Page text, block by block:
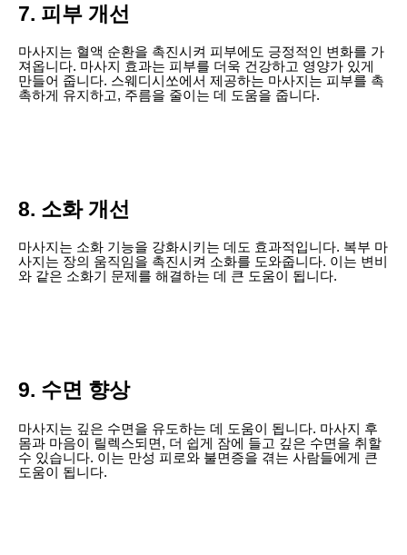
7. 피부 개선
마사지는 혈액 순환을 촉진시켜 피부에도 긍정적인 변화를 가
져옵니다. 마사지 효과는 피부를 더욱 건강하고 영양가 있게
만들어 줍니다. 스웨디시쏘에서 제공하는 마사지는 피부를 촉
촉하게 유지하고, 주름을 줄이는 데 도움을 줍니다.
8. 소화 개선
마사지는 소화 기능을 강화시키는 데도 효과적입니다. 복부 마
사지는 장의 움직임을 촉진시켜 소화를 도와줍니다. 이는 변비
와 같은 소화기 문제를 해결하는 데 큰 도움이 됩니다.
9. 수면 향상
마사지는 깊은 수면을 유도하는 데 도움이 됩니다. 마사지 후
몸과 마음이 릴렉스되면, 더 쉽게 잠에 들고 깊은 수면을 취할
수 있습니다. 이는 만성 피로와 불면증을 겪는 사람들에게 큰
도움이 됩니다.